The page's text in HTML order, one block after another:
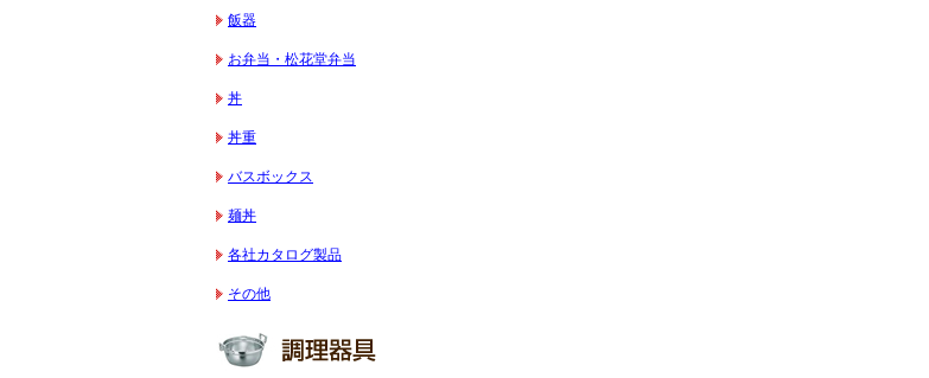
飯器
お弁当・松花堂弁当
丼
丼重
バスボックス
麺丼
各社カタログ製品
その他